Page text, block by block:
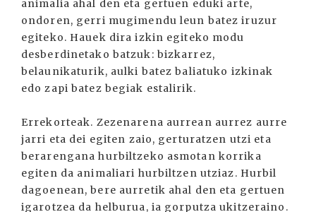
animalia ahal den eta gertuen eduki arte,
ondoren, gerri mugimendu leun batez iruzur
egiteko. Hauek dira izkin egiteko modu
desberdinetako batzuk: bizkarrez,
belaunikaturik, aulki batez baliatuko izkinak
edo zapi batez begiak estalirik.
Errekorteak. Zezenarena aurrean aurrez aurre
jarri eta dei egiten zaio, gerturatzen utzi eta
berarengana hurbiltzeko asmotan korrika
egiten da animaliari hurbiltzen utziaz. Hurbil
dagoenean, bere aurretik ahal den eta gertuen
igarotzea da helburua, ia gorputza ukitzeraino.